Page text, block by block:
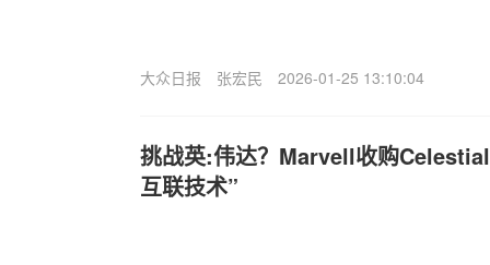
大众日报 张宏民 2026-01-25 13:10:04
挑战英:伟达？Marvell收购
互联技术”